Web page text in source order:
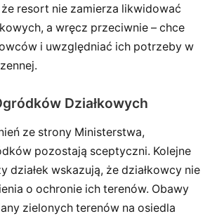
że resort nie zamierza likwidować
a wręcz przeciwnie – chce
i uwzględniać ich potrzeby w
Działkowych
ze strony Ministerstwa,
pozostają sceptyczni. Kolejne
działek wskazują, że działkowcy nie
o ochronie ich terenów. Obawy
zielonych terenów na osiedla